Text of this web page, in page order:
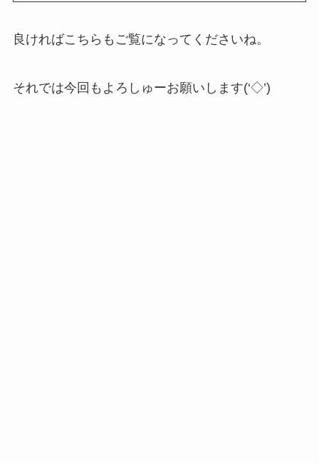
良ければこちらもご覧になってくださいね。
それでは今回もよろしゅーお願いします(‘◇’)ゞ